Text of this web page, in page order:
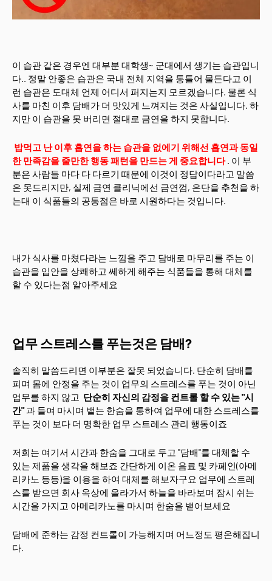
이 습관 같은 경우엔 대부분 대학생~ 군대에서 생기는 습관입니
다.. 정말 안좋은 습관은 국내 전체 지역을 통틀어 물든다고 이
런 습관은 도대체 언제 어디서 퍼지는지 모르겠습니다. 물론 식
사를 마친 이후 담배가 더 맛있게 느껴지는 것은 사실입니다. 하
지만 이 습관을 못 버리면 절대로 금연을 하지 못합니다.
밥먹고 난 이후 흡연을 하는 습관을 없에기 위해선 흡연과 동일
한 만족감을 줄만한 행동 패턴을 만드는 게 중요합니다 . 이 부
분은 사람들 마다 다 다르기 때문에 이것이 정답이다라고 말씀
은 못드리지만, 실제 금연 클리닉에선 금연껌, 은단을 추천을 하
는대 이 식품들의 공통점은 바로 시원하다는 것입니다.
내가 식사를 마쳤다라는 느낌을 주고 담배로 마무리를 주는 이
습관을 입안을 상쾌하고 쎄하게 해주는 식품들을 통해 대체를
할 수 있다는점 알아주세요
업무 스트레스를 푸는것은 담배?
솔직히 말씀드리면 이부분은 잘못 되었습니다. 단순히 담배를
피며 몸에 안정을 주는 것이 업무의 스트레스를 푸는 것이 아닌
업무를 하지 않고 단순히 자신의 감정을 컨트롤 할 수 있는 "시
간"과 들여 마시며 뱉는 한숨을 통하여 업무에 대한 스트레스를
푸는 것이 보다 더 명확한 업무 스트레스 관리 행동이죠
저희는 여기서 시간과 한숨을 그대로 두고 "담배"를 대체할 수
있는 제품을 생각을 해보죠 간단하게 이온 음료 및 카페인(아메
리카노 등등)을 이용을 하여 대체를 해보자구요 업무에 스트레
스를 받으면 회사 옥상에 올라가서 하늘을 바라보며 잠시 쉬는
시간을 가지고 아메리카노를 마시며 한숨을 뱉어보세요
담배에 준하는 감정 컨트롤이 가능해지며 어느정도 평온해집니
다.